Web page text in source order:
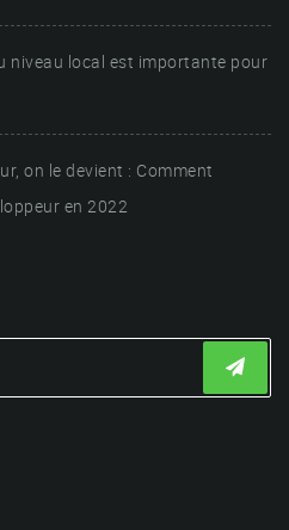
niveau local est importante pour
on le devient : Comment
en 2022